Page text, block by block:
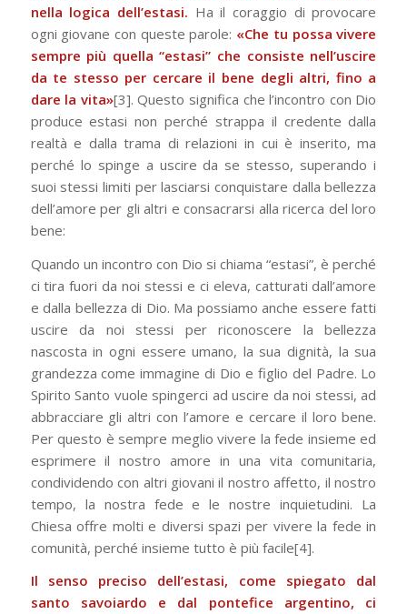
nella logica dell’estasi. Ha il coraggio di provocare
ogni giovane con queste parole: «Che tu possa vivere
sempre più quella “estasi” che consiste nell’uscire
da te stesso per cercare il bene degli altri, fino a
dare la vita»[3]. Questo significa che l’incontro con Dio
produce estasi non perché strappa il credente dalla
realtà e dalla trama di relazioni in cui è inserito, ma
perché lo spinge a uscire da se stesso, superando i
suoi stessi limiti per lasciarsi conquistare dalla bellezza
dell’amore per gli altri e consacrarsi alla ricerca del loro
bene:
Quando un incontro con Dio si chiama “estasi”, è perché
ci tira fuori da noi stessi e ci eleva, catturati dall’amore
e dalla bellezza di Dio. Ma possiamo anche essere fatti
uscire da noi stessi per riconoscere la bellezza
nascosta in ogni essere umano, la sua dignità, la sua
grandezza come immagine di Dio e figlio del Padre. Lo
Spirito Santo vuole spingerci ad uscire da noi stessi, ad
abbracciare gli altri con l’amore e cercare il loro bene.
Per questo è sempre meglio vivere la fede insieme ed
esprimere il nostro amore in una vita comunitaria,
condividendo con altri giovani il nostro affetto, il nostro
tempo, la nostra fede e le nostre inquietudini. La
Chiesa offre molti e diversi spazi per vivere la fede in
comunità, perché insieme tutto è più facile[4].
Il senso preciso dell’estasi, come spiegato dal
santo savoiardo e dal pontefice argentino, ci